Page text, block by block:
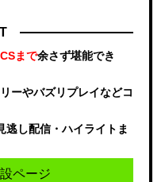
まで余さず堪能でき
ーやバズリプレイなどコ
逃し配信・ハイライトま
ページ